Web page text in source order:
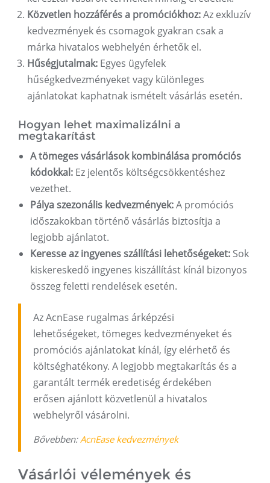
Közvetlen hozzáférés a promóciókhoz:Az exkluzív
kedvezmények és csomagok gyakran csak a
márka hivatalos webhelyén érhetők el.
Hűségjutalmak: Egyes ügyfelek
hűségkedvezményeket vagy különleges
ajánlatokat kaphatnak ismételt vásárlás esetén.
Hogyan lehet maximalizálni a
megtakarítást
A tömeges vásárlások kombinálása promóciós
kódokkal: Ez jelentős költségcsökkentéshez
vezethet.
Pálya szezonális kedvezmények:A promóciós
időszakokban történő vásárlás biztosítja a
legjobb ajánlatot.
Keresse az ingyenes szállítási lehetőségeket: Sok
kiskereskedő ingyenes kiszállítást kínál bizonyos
összeg feletti rendelések esetén.
Az AcnEase rugalmas árképzési
lehetőségeket, tömeges kedvezményeket és
promóciós ajánlatokat kínál, így elérhető és
költséghatékony. A legjobb megtakarítás és a
garantált termék eredetiség érdekében
erősen ajánlott közvetlenül a hivatalos
webhelyről vásárolni.
Bővebben:AcnEase kedvezmények
Vásárlói vélemények és